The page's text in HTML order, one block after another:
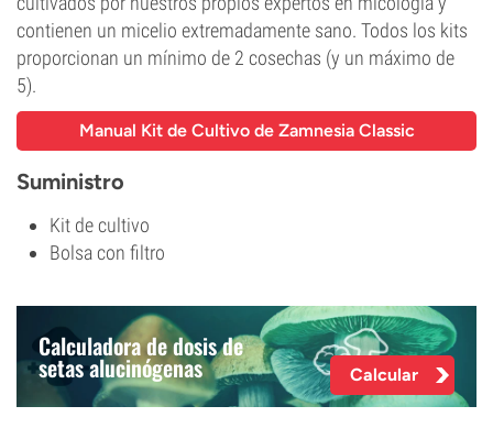
contienen un micelio extremadamente sano. Todos los kits
proporcionan un mínimo de 2 cosechas (y un máximo de
5).
Manual Kit de Cultivo de Zamnesia Classic
Suministro
Kit de cultivo
Bolsa con filtro
Calculadora de dosis de
setas alucinógenas Calcular